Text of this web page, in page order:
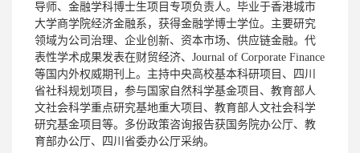
导师、金融学科博士生项目专项负责人。毕业于香港城市
大学商学院经济金融系，获得金融学博士学位。主要研究
领域为公司治理、企业创新、资本市场、供应链金融。代
表性学术成果发表在财贸经济、Journal of Corporate Finance
等国内外权威期刊上。主持中央高校基本科研项目、四川
省社科规划项目，参与国家自然科学基金项目、教育部人
文社会科学重点研究基地重大项目、教育部人文社会科学
研究基金项目等。多份政策咨询报告获国务院办公厅、教
育部办公厅、四川省委办公厅采纳。